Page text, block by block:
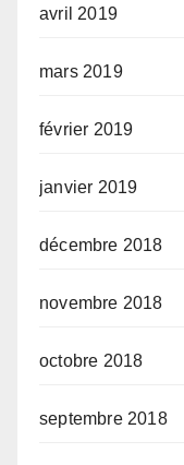
avril 2019
mars 2019
février 2019
janvier 2019
décembre 2018
novembre 2018
octobre 2018
septembre 2018